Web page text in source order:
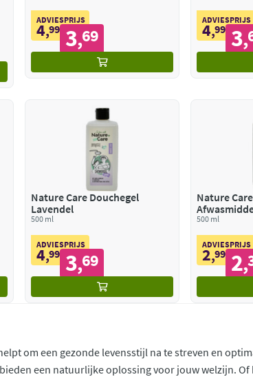
ADVIESPRIJS
4,99 3,69
ADVIESPRIJS
4,99 3,
Nature Care Douchegel
Lavendel
500 ml
ADVIESPRIJS
4,99 3,69
Nature
500 ml
ADVIESPRIJS
2,99 2,
om een gezonde levensstijl na te streven en
een natuurlijke oplossing voor jouw welzijn.